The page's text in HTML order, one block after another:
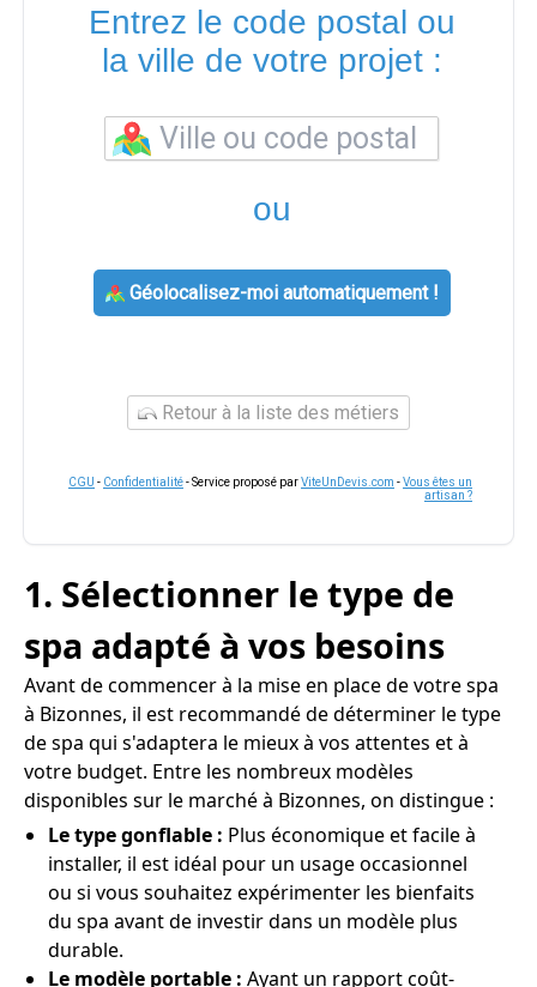
Entrez le code postal ou
la ville de votre projet :
ou
Géolocalisez-moi automatiquement !
Retour à la liste des métiers
CGU - Confidentialité- Service proposé parViteUnDevis.com -Vous êtes un
artisan ?
1. Sélectionner le type de
spa adapté à vos besoins
Avant de commencer à la mise en place de votre spa
à Bizonnes, il est recommandé de déterminer le type
de spa qui s'adaptera le mieux à vos attentes et à
votre budget. Entre les nombreux modèles
disponibles sur le marché à Bizonnes, on distingue :
Le type gonflable : Plus économique et facile à
installer, il est idéal pour un usage occasionnel
ou si vous souhaitez expérimenter les bienfaits
du spa avant de investir dans un modèle plus
durable.
Le modèle portable : Ayant un rapport coût-